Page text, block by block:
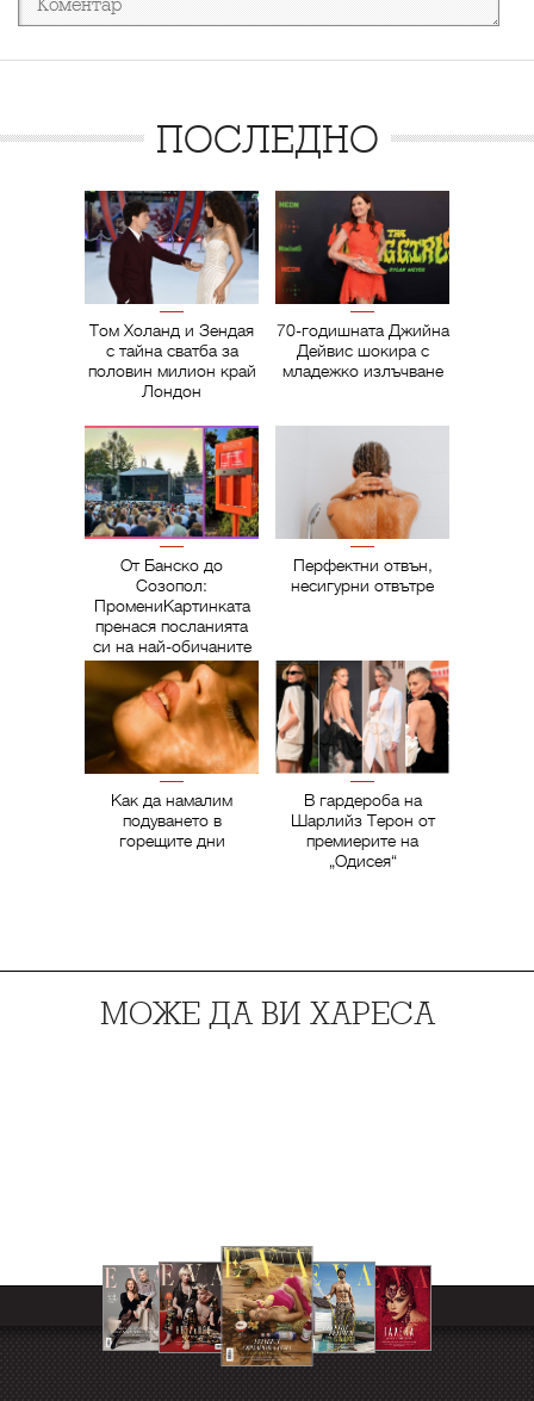
ПОСЛЕДНО
Том Холанд и Зендая
с тайна сватба за
половин милион край
Лондон
70-годишната Джийна
Дейвис шокира с
младежко излъчване
От Банско до
Созопол:
ПромениКартинката
пренася посланията
си на най-обичаните
фестивали
Перфектни отвън,
несигурни отвътре
Как да намалим
подуването в
горещите дни
В гардероба на
Шарлийз Терон от
премиерите на
„Одисея“
МОЖЕ ДА ВИ ХАРЕСА